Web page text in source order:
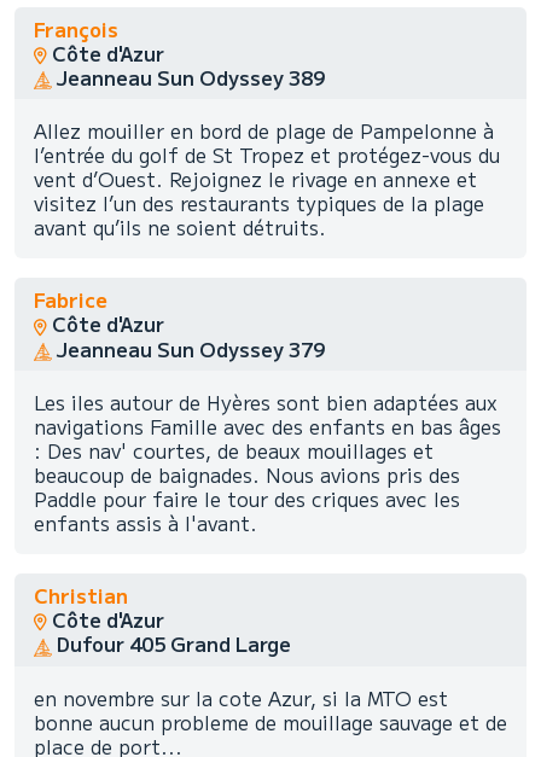
François
Côte d'Azur
Jeanneau Sun Odyssey 389
Allez mouiller en bord de plage de Pampelonne à
l’entrée du golf de St Tropez et protégez-vous du
vent d’Ouest. Rejoignez le rivage en annexe et
visitez l’un des restaurants typiques de la plage
avant qu’ils ne soient détruits.
Fabrice
Côte d'Azur
Jeanneau Sun Odyssey 379
Les iles autour de Hyères sont bien adaptées aux
navigations Famille avec des enfants en bas âges
: Des nav' courtes, de beaux mouillages et
beaucoup de baignades. Nous avions pris des
Paddle pour faire le tour des criques avec les
enfants assis à l'avant.
Christian
Côte d'Azur
Dufour 405 Grand Large
en novembre sur la cote Azur, si la MTO est
bonne aucun probleme de mouillage sauvage et de
place de port...